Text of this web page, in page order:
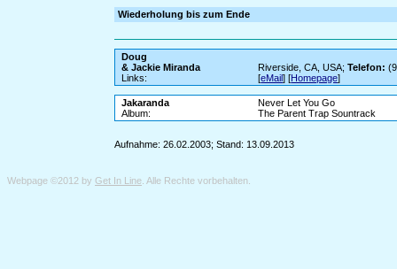
Wiederholung bis zum Ende
Doug
& Jackie Miranda
Riverside, CA, USA;Telefon:
Links:
[eMail] [Homepage]
Jakaranda
Never Let You Go
Album:
The Parent Trap Sountrack
Aufnahme: 26.02.2003; Stand: 13.09.2013
Webpage ©2012 by Get In Line . Alle Rechte vorbehalten.